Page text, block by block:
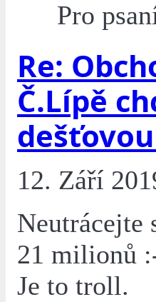
Pro
Re:
Č.Lípě
12. Září
Neutrácejte
21 milionů
Je to troll.